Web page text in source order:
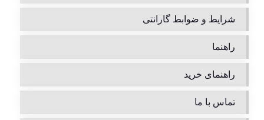
شرایط و ضوابط گارانتی
راهنما
راهنمای خرید
تماس با ما